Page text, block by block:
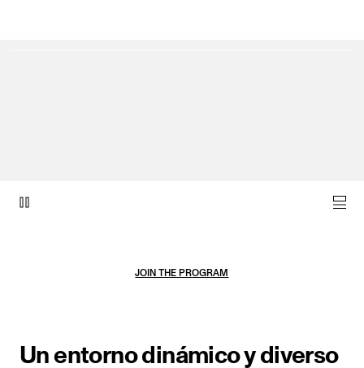
JOIN THE PROGRAM
Un entorno dinámico y diverso